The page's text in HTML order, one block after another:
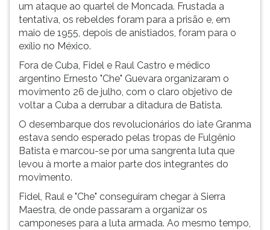
um ataque ao quartel de Moncada. Frustada a
tentativa, os rebeldes foram para a prisão e, em
maio de 1955, depois de anistiados, foram para o
exílio no México.
Fora de Cuba, Fidel e Raul Castro e médico
argentino Ernesto "Che" Guevara organizaram o
movimento 26 de julho, com o claro objetivo de
voltar a Cuba a derrubar a ditadura de Batista.
O desembarque dos revolucionários do iate Granma
estava sendo esperado pelas tropas de Fulgênio
Batista e marcou-se por uma sangrenta luta que
levou à morte a maior parte dos integrantes do
movimento.
Fidel, Raul e "Che" conseguiram chegar à Sierra
Maestra, de onde passaram a organizar os
camponeses para a luta armada. Ao mesmo tempo,